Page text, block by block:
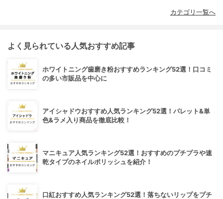
カテゴリ一覧へ
よく見られている人気おすすめ記事
ホワイトニング歯磨き粉おすすめランキング52選！口コミ
の多い市販品を中心に
アイシャドウおすすめ人気ランキング52選！パレット&単
色&ラメ入り商品を徹底比較！
マニキュア人気ランキング52選！おすすめのプチプラや速
乾タイプのネイルポリッシュを紹介！
口紅おすすめ人気ランキング52選！落ちないリップをプチ